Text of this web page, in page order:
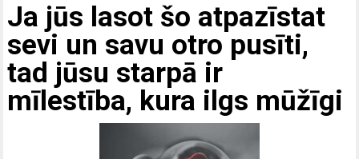
Ja jūs lasot šo atpazīstat
sevi un savu otro pusīti,
tad jūsu starpā ir
mīlestība, kura ilgs mūžīgi